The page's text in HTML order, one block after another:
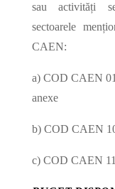
sau activități
sectoarele
CAEN:
a) COD CAEN
anexe
b) COD CAEN
c) COD CAEN